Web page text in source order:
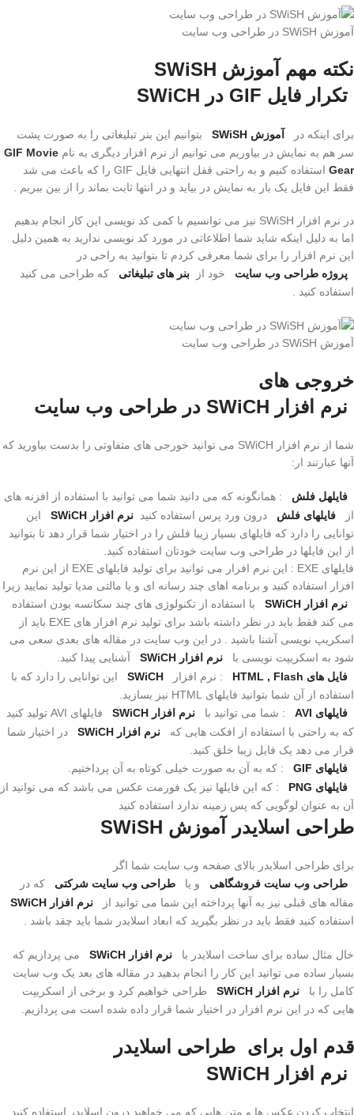
آموزش SWiSH در طراحی وب سایت
نکته مهم آموزش SWiSH
تکرار فایل GIF در SWiCH
برای اینکه در آموزش SWiSH
بتوانیم این بنر تبلیغاتی را به صورت پشت
سر هم به نمایش در بیاوریم می توانیم از نرم افزار دیگری به نام GIF Movie
Gear
استفاده کنیم و به راحتی قفل انتهایی فایل GIF را که باعث می شد
فقط این فایل یک بار به نمایش در بیاید و در انتها ثابت بماند را از بین ببریم .
در نرم افزار SWiSH نیز می توانسیم با کمی کد نویسی این کار انجام بدهیم
اما به دلیل اینکه شاید شما اطلاعاتی در مورد کد نویسی ندارید به همین دلیل
این نرم افزار را برای شما معرفی کردم تا بتوانید به راحی در
پروژه طراحی وب سایت
خود از بنر های تبلیغاتی
که طراحی می کنید
استفاده کنید .
آموزش SWiSH در طراحی وب سایت
خروجی های
نرم افزار SWiCH در طراحی وب سایت
شما از نرم افزار SWiCH می توانید خورجی های متفاوتی را بدست بیاورید که
آنها عبارتند ار:
فایلهل فلش
: همانگونه که می دانید شما می توانید با استفاده از افزنه های
از
فایلهای فلش درون ورد پرس استفاده کنید نرم افزار SWiCH
این
توانایی را دارد که فایلهای بسیار زیبا فلش را در اختیار شما قرار دهد تا بتوانید
از این فایلها در طراحی وب سایت خودتان استفاده کنید.
فایلهای EXE : این نرم افرار می توانید برای تولید فایلهای EXE از این نرم
افزار استفاده کنید و برنامه اهای چند رسانه ای و یا مالتی مدیا تولید نمایید زیرا
نرم افزار SWiCH
با استفاده از تکنولوژی های چند سکانسه بودن استفاده
می کند فقط باید در نظر داشته باشد برای تولید نرم افزار های EXE باید از
اسکریپ نویسی آشنا باشید . در این وب سایت در مقاله های بعدی سعی می
شود به اسکریپت نویسی با
نرم افزار SWiCH
آشنایی پیدا کنید.
فایل های HTML , Flash
: نرم افزار SWiCH
این توانایی را دارد که با
استفاده از آن شما بتوانید فایلهای HTML نیز بسازید.
فایلهای AVI
: شما می توانید با نرم افزار SWiCH
فایلهای AVI تولید کنید
که به راحتی با استفاده از افکت هایی که
نرم افزار SWiCH
در اختیار شما
قرار می دهد یک فایل زیبا خلق کنید.
فایلهای GIF
: که به آن به صورت خیلی کوتاه به آن پرداختیم.
فایلهای PNG
: که این فایلها نیز یک فورمت عکس می باشد که می توانید از
آن به عنوان لوگویی که پس زمینه ندارد استفاده کنید
طراحی اسلایدر آموزش SWiSH
برای طراحی اسلایدر بالای صفحه وب سایت شما اگر
طراحی وب سایت فروشگاهی
و یا طراحی وب سایت شرکتی
که در
مقاله های قبلی نیز به آنها پرداخته این شما می توانید از
نرم افزار SWiCH
استفاده کنید فقط باید در نظر بگیرید که ابعاد اسلایدر شما باید چقد باشد .
خال مثال ساده برای ساخت اسلایدر با نرم افزار SWiCH
می پردازیم که
بسیار ساده می توانید این کار را انجام بدهید در مقاله های بعد یک وب سایت
کامل را با
نرم افزار SWiCH
طراحی خواهیم کرد و برخی از اسکریپت
هایی که در این نرم افزار در اختیار شما قرار داده شده است می پردازیم.
قدم اول برای طراحی اسلایدر
نرم افزار SWiCH
انتخاب کردن عکس ها و متن هایی که می خواهید درون اسلایدر استفاده کنید .